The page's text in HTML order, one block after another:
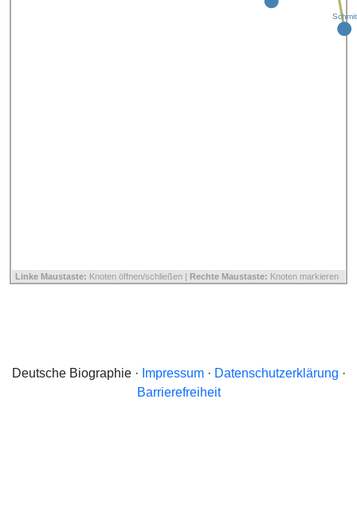
Linke Maustaste: Knoten öffnen/schließen | Rechte Maustaste: Knoten markieren
Deutsche Biographie · Impressum· Datenschutzerklärung ·
Barrierefreiheit